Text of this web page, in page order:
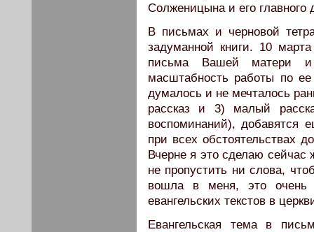
Солженицына и его
В письмах и черновой
задуманной книги. 10
письма Вашей матери и
масштабность работы по
думалось и не мечталось
рассказ и 3) малый
воспоминаний), добавятся
при всех обстоятельствах
Вчерне я это сделаю
не пропустить ни слова,
вошла в меня, это очень
евангельских текстов в
Евангельская тема в